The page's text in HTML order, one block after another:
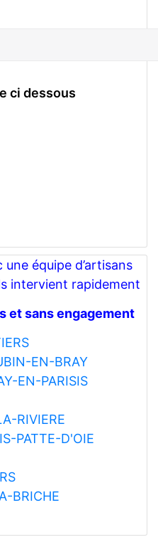
ci dessous
équipe d’artisans
intervient rapidement
et sans engagement
EN-BRAY
EN-PARISIS
RIVIERE
PATTE-D'OIE
BRICHE